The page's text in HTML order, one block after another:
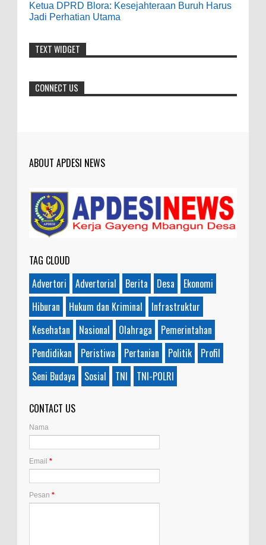
Anonymous:
honorer
Ketua DPRD Blora: Kesejahteraan Buruh Harus
Jadi Perhatian Utama
TEXT WIDGET
CONNECT US
ABOUT APDESI NEWS
TAG CLOUD
Advertori
Advertorial Berita Desa
Ekonomi
Hiburan
Hukum dan Kriminal
Infrastruktur
Kesehatan
Nasional Olahraga
Pemerintahan
Pendidikan
Peristiwa Pertanian Politik
Profil
Seni Budaya
Sosial TNI TNI-POLRI
CONTACT US
Nama
Email *
Pesan *